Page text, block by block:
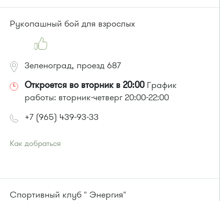
Рукопашный бой для взрослых
Зеленоград, проезд 687
Откроется во вторник в 20:00График
работы: вторник-четверг 20:00-22:00
+7 (965) 439-93-33
Как добраться
или до остановки"Корпус 1649":
Автобус № 22.
Спортивный клуб " Энергия"